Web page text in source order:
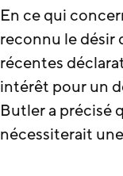
En ce qui
reconnu le désir
récentes
intérêt pour un
Butler a précisé
nécessiterait